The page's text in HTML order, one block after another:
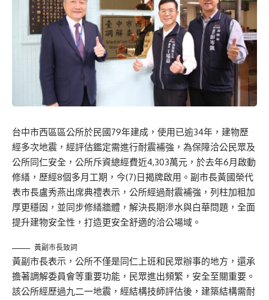
台中市西區區公所於民國79年建成，使用已逾34年，建物歷
經多次地震，經評估鑑定需進行耐震補強，為保障洽公民眾及
公所同仁安全，公所斥資總經費近4,303萬元，於去年6月啟動
修繕，歷經8個多月工期，今(7)日揭牌啟用。副市長黃國榮代
表市長盧秀燕出席典禮表示，公所經過耐震補強，列柱加粗加
厚更穩固，並同步修繕牆體，解決長期滲水與白華問題，全面
提升建物安全性，打造更安全舒適的洽公場域。
黃副市長致詞
黃副市長表示，公所不僅是同仁上班和民眾辦事的地方，還承
擔著調解委員會等重要功能，民眾進出頻繁，安全至關重要。
該公所經歷過九二一地震，經結構技師評估後，建築結構需耐